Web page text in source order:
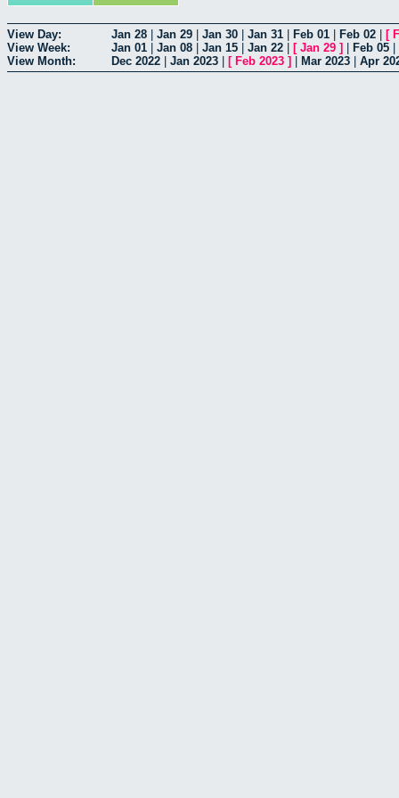
View Day: Jan 28 Jan 29 Jan 30 Jan 31 Feb 01 Feb 02 [
View Week:
Jan 01 Jan 08 Jan 15 Jan 22 [ Jan 29 ] Feb 05
View Month:
Dec 2022 Jan 2023 [ Feb 2023 ] Mar 2023 Apr